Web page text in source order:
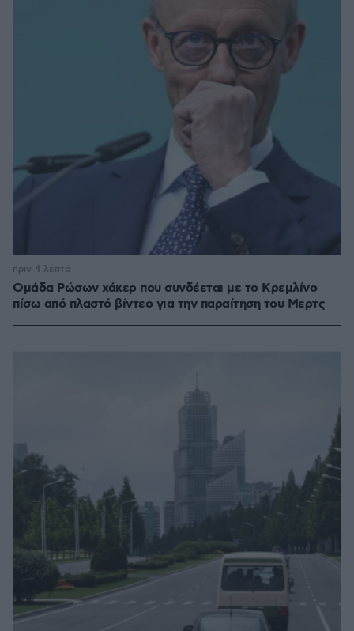
Ομάδα Ρώσων χάκερ που συνδέεται με το Κρεμλίνο
πίσω από πλαστό βίντεο για την παραίτηση του Μερτς
πριν 4 λεπτά